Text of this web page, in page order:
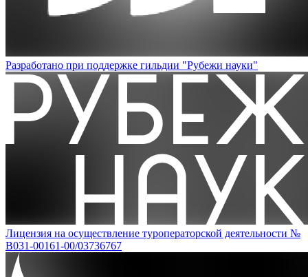
Разработано при поддержке гильдии "Рубежи науки"
Лицензия на осуществление туроператорской деятельности №
В031-00161-00/03736767